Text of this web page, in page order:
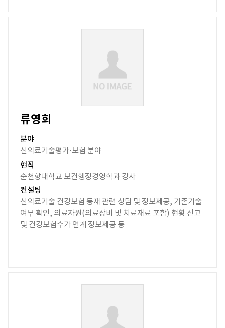
류영희
분야
신의료기술평가·보험 분야
현직
순천향대학교 보건행정경영학과 강사
컨설팅
신의료기술 건강보험 등재 관련 상담 및 정보제공, 기존기술
여부 확인, 의료자원(의료장비 및 치료재료 포함) 현황 신고
및 건강보험수가 연계 정보제공 등